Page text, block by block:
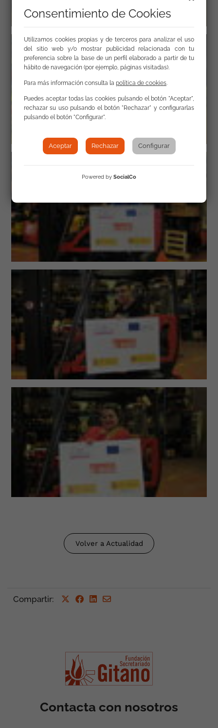
Volver a Actualidad
Compartir:
Contacta con nosotros
Consentimiento de Cookies
Utilizamos cookies propias y de terceros para analizar el uso
del sitio web y/o mostrar publicidad relacionada con tu
preferencia sobre la base de un perfil elaborado a partir de tu
hábito de navegación (por ejemplo, páginas visitadas).
Para más información consulta la política de cookies.
Puedes aceptar todas las cookies pulsando el botón "Aceptar",
rechazar su uso pulsando el botón "Rechazar" y configurarlas
pulsando el botón "Configurar".
Aceptar Rechazar Configurar
Powered by SocialCo